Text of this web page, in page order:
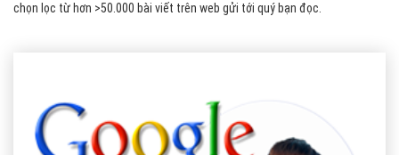
chọn lọc từ hơn >50.000 bài viết trên web gửi tới quý bạn đọc.